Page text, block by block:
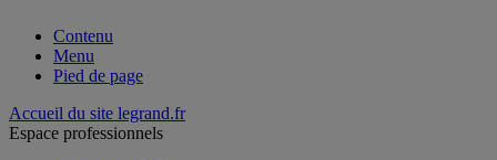
Contenu
Menu
Pied de page
Accueil du site legrand.fr
Espace professionnels